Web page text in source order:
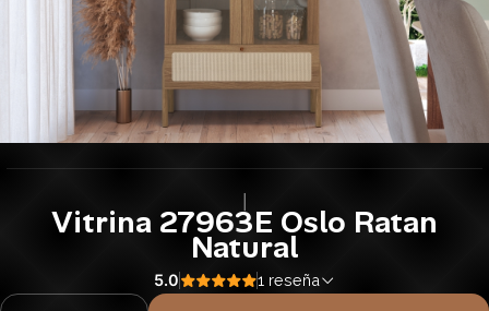
Vitrina 27963E Oslo Ratan
Natural
5.0 1 reseña